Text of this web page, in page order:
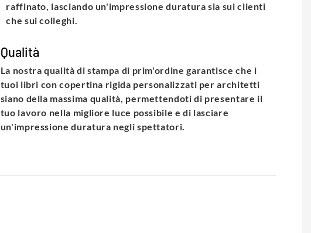
raffinato, lasciando un'impressione duratura sia sui clienti
che sui colleghi.
Qualità
La nostra qualità di stampa di prim'ordine garantisce che i
tuoi libri con copertina rigida personalizzati per architetti
siano della massima qualità, permettendoti di presentare il
tuo lavoro nella migliore luce possibile e di lasciare
un'impressione duratura negli spettatori.